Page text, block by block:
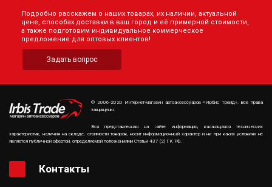
Подробно расскажем о наших товарах, их наличии, актуальной
цене, способах доставки в ваш город и её примерной стоимости,
а также подготовим индивидуальное коммерческое
предложение для оптовых клиентов!
Задать вопрос
© 2006-2020 Интернет-магазин автоаксессуаров «Ирбис Трейд». Все права
защищены.
Вся представленная на сайте информация, касающаяся технических
характеристик, наличия на складе, стоимости товаров, носит информационный характер и ни при каких условиях не
является публичной офертой, определяемой положениями Статьи 437 (2) ГК РФ.
Контакты